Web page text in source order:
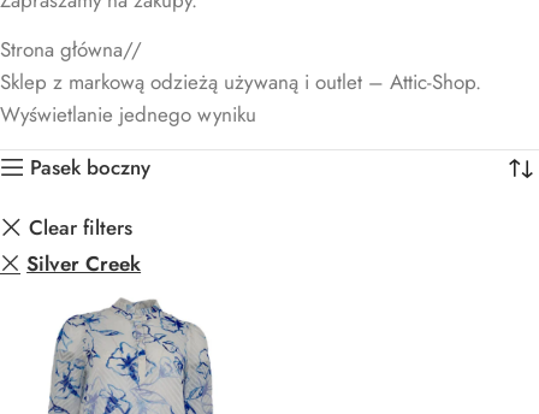
Strona główna/
Sklep z markową odzieżą używaną i outlet – Attic-Shop.
Wyświetlanie jednego wyniku
Pasek boczny
Clear filters
Silver Creek